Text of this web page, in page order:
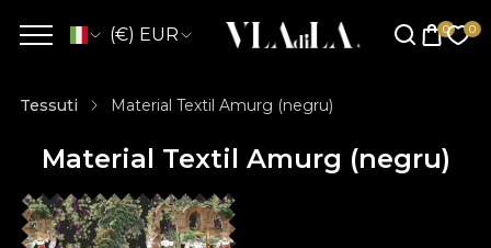
(€) EUR
Tessuti Material Textil Amurg (negru)
Material Textil Amurg (negru)